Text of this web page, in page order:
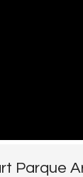
Parque